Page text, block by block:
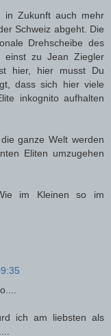
in Zukunft auch mehr
Schweiz abgeht. Die
Drehscheibe des
einst zu Jean Ziegler
hier, hier musst Du
dass sich hier viele
inkognito aufhalten
ganze Welt werden
Eliten umzugehen
im Kleinen so im
ich am liebsten als